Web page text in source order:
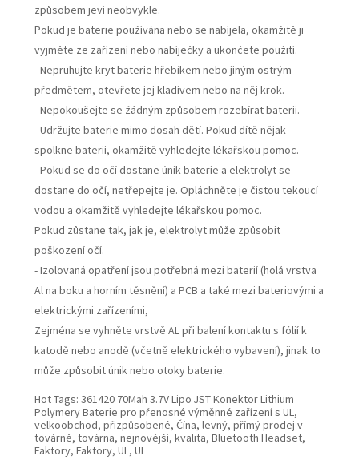
způsobem jeví neobvykle.
Pokud je baterie používána nebo se nabíjela, okamžitě ji
vyjměte ze zařízení nebo nabíječky a ukončete použití.
- Nepruhujte kryt baterie hřebíkem nebo jiným ostrým
předmětem, otevřete jej kladivem nebo na něj krok.
- Nepokoušejte se žádným způsobem rozebírat baterii.
- Udržujte baterie mimo dosah dětí. Pokud dítě nějak
spolkne baterii, okamžitě vyhledejte lékařskou pomoc.
- Pokud se do očí dostane únik baterie a elektrolyt se
dostane do očí, netřepejte je. Opláchněte je čistou tekoucí
vodou a okamžitě vyhledejte lékařskou pomoc.
Pokud zůstane tak, jak je, elektrolyt může způsobit
poškození očí.
- Izolovaná opatření jsou potřebná mezi baterií (holá vrstva
Al na boku a horním těsnění) a PCB a také mezi bateriovými a
elektrickými zařízeními,
Zejména se vyhněte vrstvě AL při balení kontaktu s fólií k
katodě nebo anodě (včetně elektrického vybavení), jinak to
může způsobit únik nebo otoky baterie.
Hot Tags: 361420 70Mah 3.7V Lipo JST Konektor Lithium
Polymery Baterie pro přenosné výměnné zařízení s UL,
velkoobchod, přizpůsobené, Čína, levný, přímý prodej v
továrně, továrna, nejnovější, kvalita, Bluetooth Headset,
Faktory, Faktory, UL, UL